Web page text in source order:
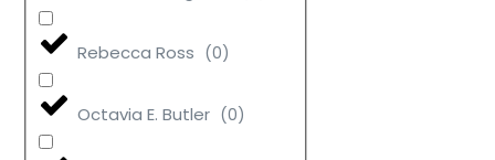
Rebecca Ross (0)
Octavia E. Butler (0)